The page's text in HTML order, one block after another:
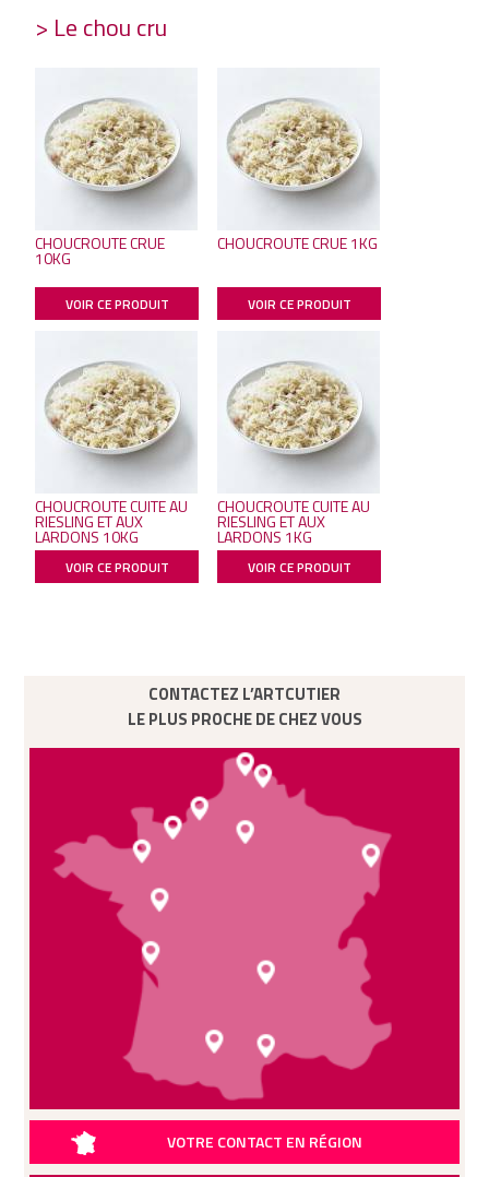
> Le chou cru
CHOUCROUTE CRUE
10KG
VOIR CE PRODUIT
CHOUCROUTE CRUE 1KG
VOIR CE PRODUIT
CHOUCROUTE CUITE AU
RIESLING ET AUX
LARDONS 10KG
VOIR CE PRODUIT
CHOUCROUTE CUITE AU
RIESLING ET AUX
LARDONS 1KG
VOIR CE PRODUIT
CONTACTEZ L’ARTCUTIER
LE PLUS PROCHE DE CHEZ VOUS
VOTRE CONTACT EN RÉGION